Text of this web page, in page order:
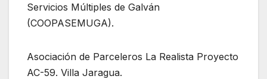
Servicios Múltiples de Galván
(COOPASEMUGA).
Asociación de Parceleros La Realista Proyecto
AC-59. Villa Jaragua.